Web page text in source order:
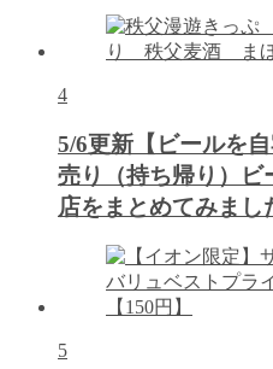
4
5/6更新【ビールを
売り（持ち帰り）ビ
店をまとめてみまし
5